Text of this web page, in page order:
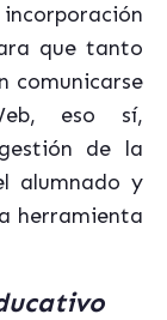
que tanto
comunicarse
eso sí,
de la
alumnado y
herramienta